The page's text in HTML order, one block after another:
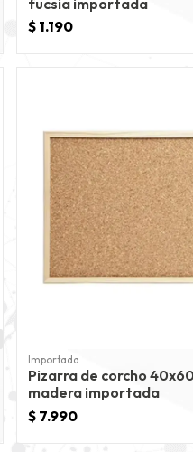
$ 1.190
Importada
Pizarra de corcho
madera importada
$ 7.990